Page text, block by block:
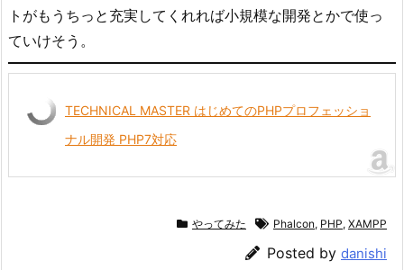
トがもうちっと充実してくれれば小規模な開発とかで使っ
ていけそう。
TECHNICAL MASTER はじめてのPHPプロフェッショ
ナル開発 PHP7対応
やってみた Phalcon, PHP, XAMPP
Posted by danishi